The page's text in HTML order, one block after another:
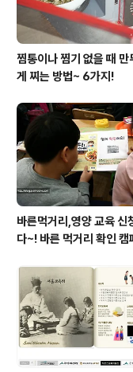
찜통이나 찜기 없을 때 만
게 찌는 방법~ 6가지!
바른먹거리,영양 교육 신
다~! 바른 먹거리 확인 캠